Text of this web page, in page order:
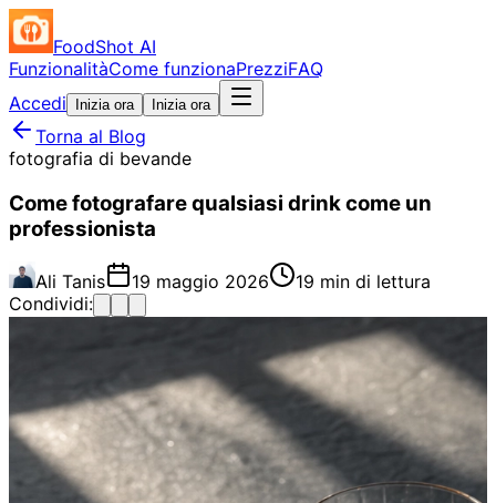
FoodShot AI
FunzionalitàCome funzionaPrezziFAQ
Accedi
Inizia ora Inizia ora
Torna al Blog
fotografia di bevande
Come fotografare qualsiasi drink come un
professionista
Ali Tanis 19 maggio 2026
19 min di lettura
Condividi: